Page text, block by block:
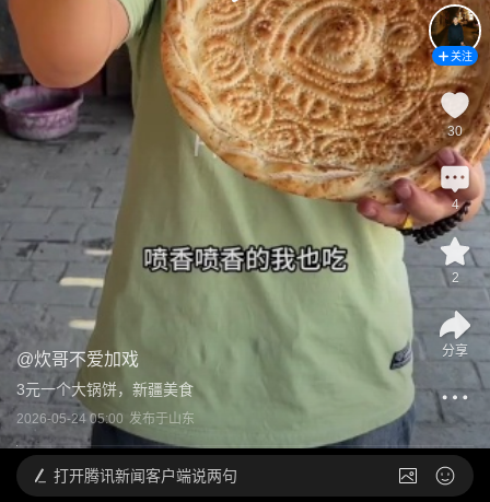
@炊哥不爱加戏
3元一个大锅饼，新疆美食
2026-05-24 05:00 发布于山东
关注
30
4
2
分享
打开腾讯新闻客户端说两句